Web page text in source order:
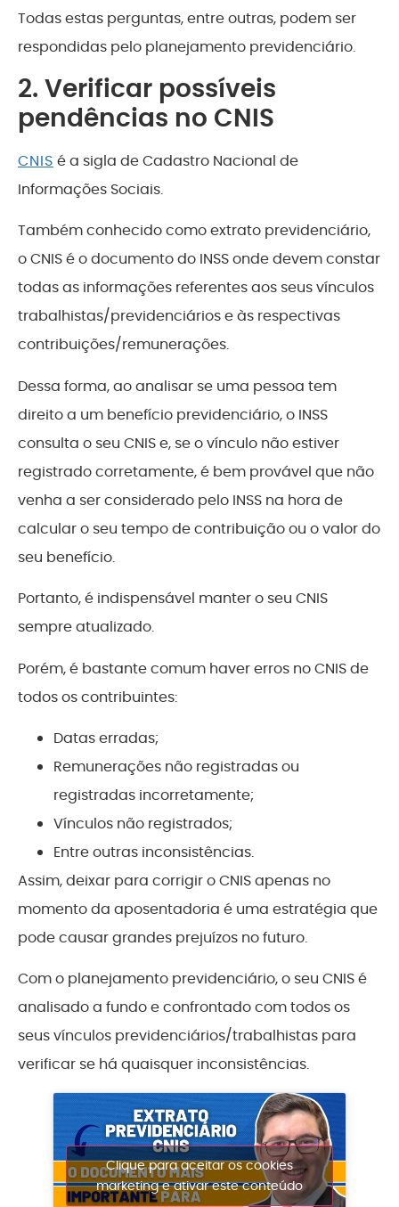
Todas estas perguntas, entre outras, podem ser
respondidas pelo planejamento previdenciário.
2. Verificar possíveis
pendências no CNIS
CNIS é a sigla de Cadastro Nacional de
Informações Sociais.
Também conhecido como extrato previdenciário,
o CNIS é o documento do INSS onde devem constar
todas as informações referentes aos seus vínculos
trabalhistas/previdenciários e às respectivas
contribuições/remunerações.
Dessa forma, ao analisar se uma pessoa tem
direito a um benefício previdenciário, o INSS
consulta o seu CNIS e, se o vínculo não estiver
registrado corretamente, é bem provável que não
venha a ser considerado pelo INSS na hora de
calcular o seu tempo de contribuição ou o valor do
seu benefício.
Portanto, é indispensável manter o seu CNIS
sempre atualizado.
Porém, é bastante comum haver erros no CNIS de
todos os contribuintes:
Datas erradas;
Remunerações não registradas ou
registradas incorretamente;
Vínculos não registrados;
Entre outras inconsistências.
Assim, deixar para corrigir o CNIS apenas no
momento da aposentadoria é uma estratégia que
pode causar grandes prejuízos no futuro.
Com o planejamento previdenciário, o seu CNIS é
analisado a fundo e confrontado com todos os
seus vínculos previdenciários/trabalhistas para
verificar se há quaisquer inconsistências.
Clique para aceitar os cookies
marketing e ativar este conteúdo